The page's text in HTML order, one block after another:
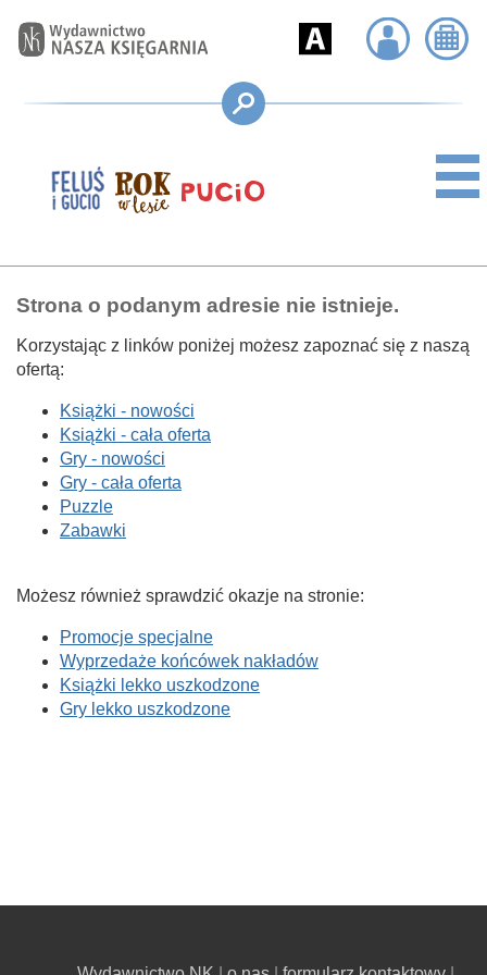
Strona o podanym adresie nie istnieje.
Korzystając z linków poniżej możesz zapoznać się z naszą
ofertą:
Książki - nowości
Książki - cała oferta
Gry - nowości
Gry - cała oferta
Puzzle
Zabawki
Możesz również sprawdzić okazje na stronie:
Promocje specjalne
Wyprzedaże końcówek nakładów
Książki lekko uszkodzone
Gry lekko uszkodzone